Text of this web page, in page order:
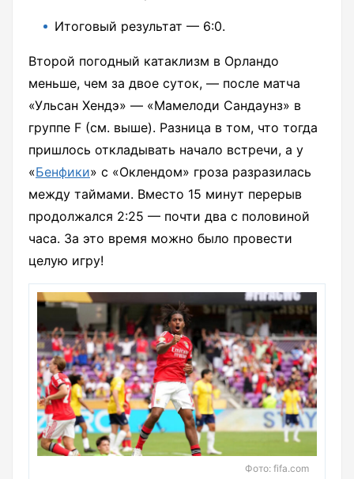
Итоговый результат — 6:0.
Второй погодный катаклизм в Орландо
меньше, чем за двое суток, — после матча
«Ульсан Хендэ» — «Мамелоди Сандаунз» в
группе F (см. выше). Разница в том, что тогда
пришлось откладывать начало встречи, а у
«Бенфики» с «Оклендом» гроза разразилась
между таймами. Вместо 15 минут перерыв
продолжался 2:25 — почти два с половиной
часа. За это время можно было провести
целую игру!
Фото: fifa.com